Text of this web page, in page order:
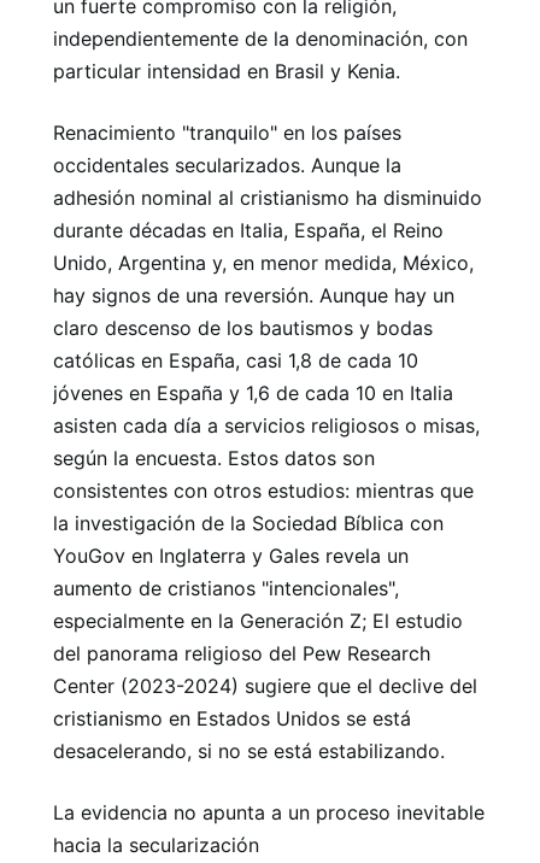
un fuerte compromiso con la religión,
independientemente de la denominación, con
particular intensidad en Brasil y Kenia.
Renacimiento "tranquilo" en los países
occidentales secularizados. Aunque la
adhesión nominal al cristianismo ha disminuido
durante décadas en Italia, España, el Reino
Unido, Argentina y, en menor medida, México,
hay signos de una reversión. Aunque hay un
claro descenso de los bautismos y bodas
católicas en España, casi 1,8 de cada 10
jóvenes en España y 1,6 de cada 10 en Italia
asisten cada día a servicios religiosos o misas,
según la encuesta. Estos datos son
consistentes con otros estudios: mientras que
la investigación de la Sociedad Bíblica con
YouGov en Inglaterra y Gales revela un
aumento de cristianos "intencionales",
especialmente en la Generación Z; El estudio
del panorama religioso del Pew Research
Center (2023-2024) sugiere que el declive del
cristianismo en Estados Unidos se está
desacelerando, si no se está estabilizando.
La evidencia no apunta a un proceso inevitable
hacia la secularización